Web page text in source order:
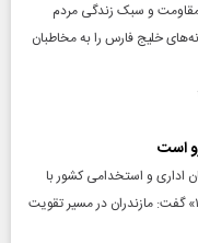
مقاومت و سبک زندگی مردم
خلیج فارس را به مخاطبان
است
اداری و استخدامی کشور با
اشاره به ثبت ۱۲۰ شکایت مردمی در سامانه «فواد ۱۲۸» گفت: مازندران در مسیر تقویت